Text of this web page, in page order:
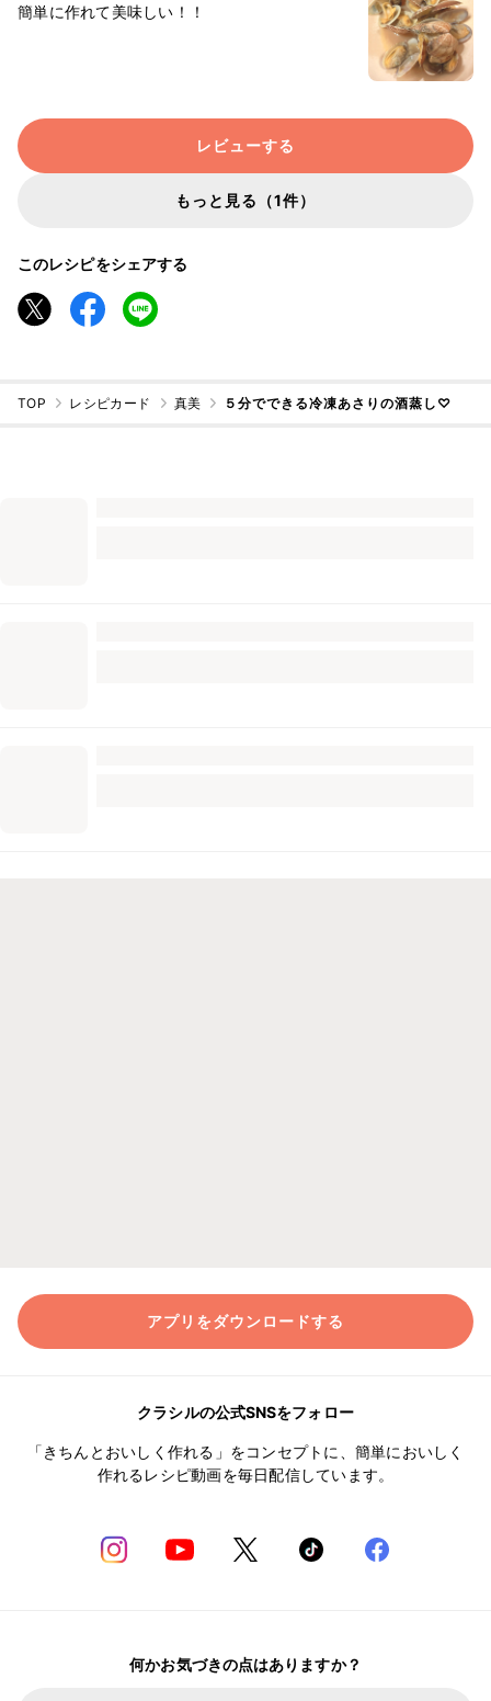
簡単に作れて美味しい！！
レビューする
もっと見る（1件）
このレシピをシェアする
TOP レシピカード 真美 ５分でできる冷凍あさりの酒蒸し♡
アプリをダウンロードする
クラシルの公式SNSをフォロー
「きちんとおいしく作れる」をコンセプトに、簡単においしく
作れるレシピ動画を毎日配信しています。
何かお気づきの点はありますか？